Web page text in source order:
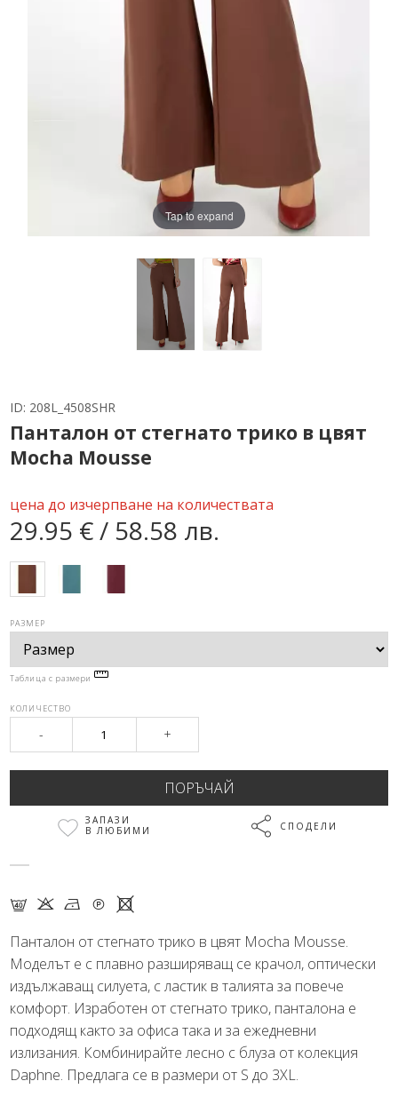
Tap to expand
ID: 208L_4508SHR
Панталон от стегнато трико в цвят
Mocha Mousse
цена до изчерпване на количествата
29.95 € / 58.58 лв.
РАЗМЕР
Таблица с размери
КОЛИЧЕСТВО
- +
ЗАПАЗИ
В ЛЮБИМИ
СПОДЕЛИ
F K N Q X
Панталон от стегнато трико в цвят Mocha Mousse.
Моделът е с плавно разширяващ се крачол, оптически
издължаващ силуета, с ластик в талията за повече
комфорт. Изработен от стегнато трико, панталона е
подходящ както за офиса така и за ежедневни
излизания. Комбинирайте лесно с блуза от колекция
Daphne. Предлага се в размери от S до 3XL.